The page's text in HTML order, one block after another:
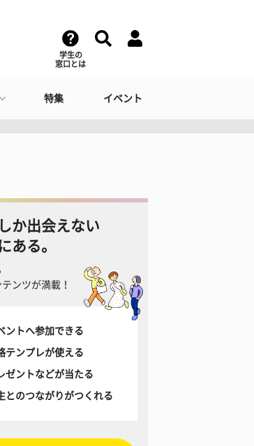
学生の
窓口とは
特集 イベント
か出会えない
ある。
ンツが満載！
ントへ参加できる
テンプレが使える
ゼントなどが当たる
とのつながりがつくれる